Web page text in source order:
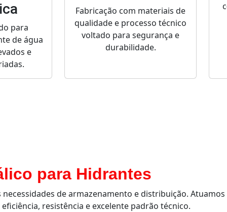
para
de água
e
Fabricação com materiais de
qualidade e processo técnico
voltado para segurança e
durabilidade.
para Hidrantes
de armazenamento e distribuição. Atuamos
resistência e excelente padrão técnico.